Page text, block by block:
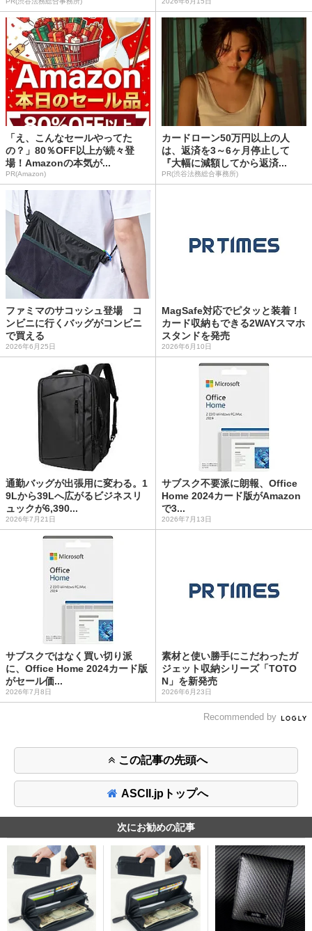
「え、こんなセールやってた
の？」80％OFF以上が続々登
場！Amazonの本気が...
PR(Amazon)
カードローン50万円以上の人
は、返済を3～6ヶ月停止して
『大幅に減額してから返済...
PR(渋谷法務総合事務所)
ファミマのサコッシュ登場 コ
ンビニに行くバッグがコンビニ
で買える
2026年6月25日
MagSafe対応でピタッと装着！
カード収納もできる2WAYスマホ
スタンドを発売
2026年6月10日
通勤バッグが出張用に変わる。1
9Lから39Lへ広がるビジネスリ
ュックが6,390...
2026年7月21日
サブスク不要派に朗報、Office
Home 2024カード版がAmazon
で3...
2026年7月13日
サブスクではなく買い切り派
に、Office Home 2024カード版
がセール価...
2026年7月8日
素材と使い勝手にこだわったガ
ジェット収納シリーズ「TOTO
N」を新発売
2026年6月23日
Recommended by
この記事の先頭へ
ASCII.jpトップへ
次にお勧めの記事